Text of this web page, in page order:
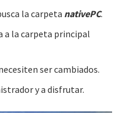
la carpeta nativePC.
a la carpeta principal
ser cambiados.
y a disfrutar.